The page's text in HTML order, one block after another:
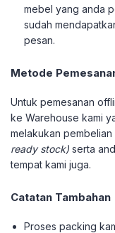
mebel yang anda
sudah
pesan.
Metode
Untuk pemesanan
ke Warehouse kami
melakukan
ready stock) serta
tempat kami juga.
Catatan Tambahan
Proses packing